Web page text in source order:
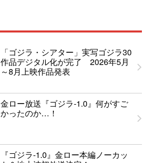
「ゴジラ・シアター」実写ゴジラ30
作品デジタル化が完了 2026年5月
～8月上映作品発表
金ロー放送『ゴジラ-1.0』何がすご
かったのか…！
『ゴジラ-1.0』金ロー本編ノーカッ